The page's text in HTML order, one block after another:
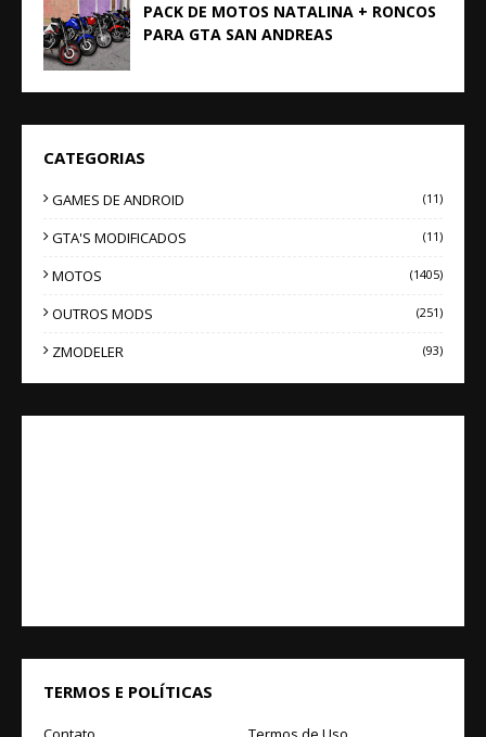
PACK DE MOTOS NATALINA + RONCOS
PARA GTA SAN ANDREAS
CATEGORIAS
GAMES DE ANDROID (11)
GTA'S MODIFICADOS (11)
MOTOS (1405)
OUTROS MODS (251)
ZMODELER (93)
TERMOS E POLÍTICAS